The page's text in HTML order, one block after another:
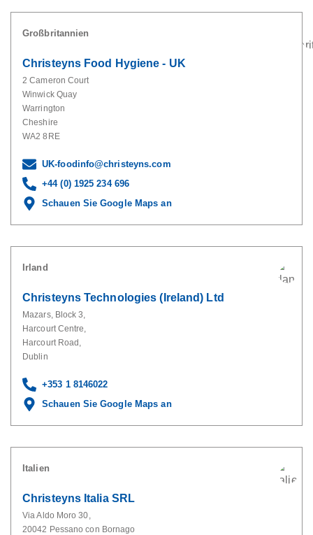
Großbritannien
Christeyns Food Hygiene - UK
2 Cameron Court
Winwick Quay
Warrington
Cheshire
WA2 8RE
UK-foodinfo@christeyns.com
+44 (0) 1925 234 696
Schauen Sie Google Maps an
Irland
Christeyns Technologies (Ireland) Ltd
Mazars, Block 3,
Harcourt Centre,
Harcourt Road,
Dublin
+353 1 8146022
Schauen Sie Google Maps an
Italien
Christeyns Italia SRL
Via Aldo Moro 30,
20042 Pessano con Bornago